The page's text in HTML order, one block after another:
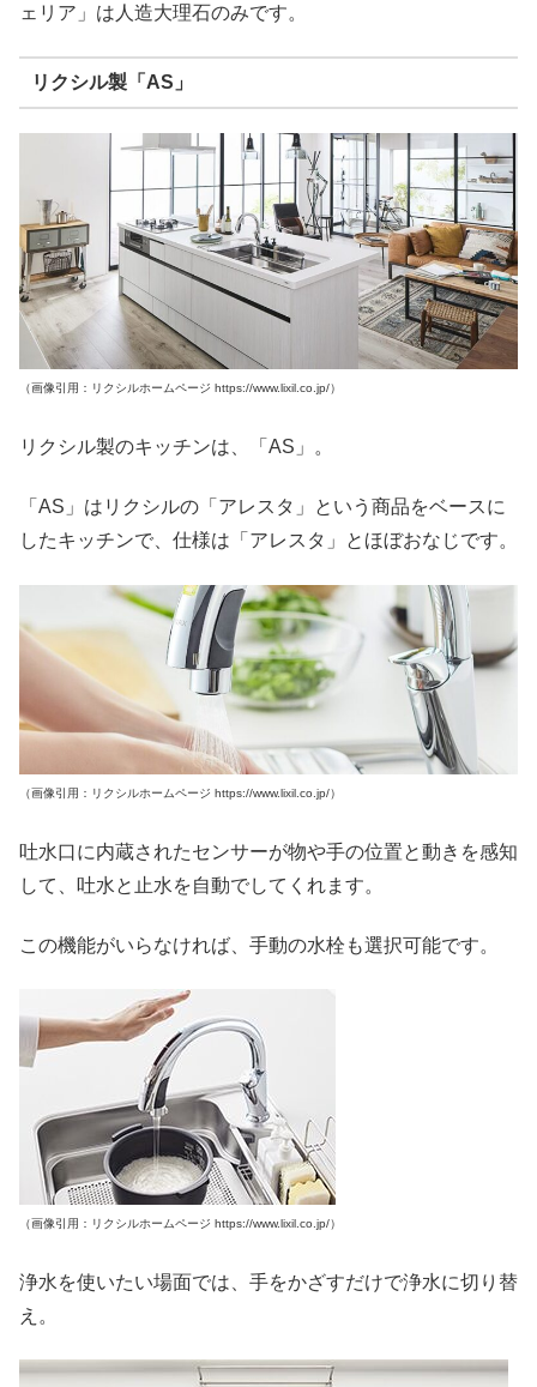
ェリア」は人造大理石のみです。
リクシル製「AS」
（画像引用：リクシルホームページ https://www.lixil.co.jp/）
リクシル製のキッチンは、「AS」。
「AS」はリクシルの「アレスタ」という商品をベースに
したキッチンで、仕様は「アレスタ」とほぼおなじです。
（画像引用：リクシルホームページ https://www.lixil.co.jp/）
吐水口に内蔵されたセンサーが物や手の位置と動きを感知
して、吐水と止水を自動でしてくれます。
この機能がいらなければ、手動の水栓も選択可能です。
（画像引用：リクシルホームページ https://www.lixil.co.jp/）
浄水を使いたい場面では、手をかざすだけで浄水に切り替
え。